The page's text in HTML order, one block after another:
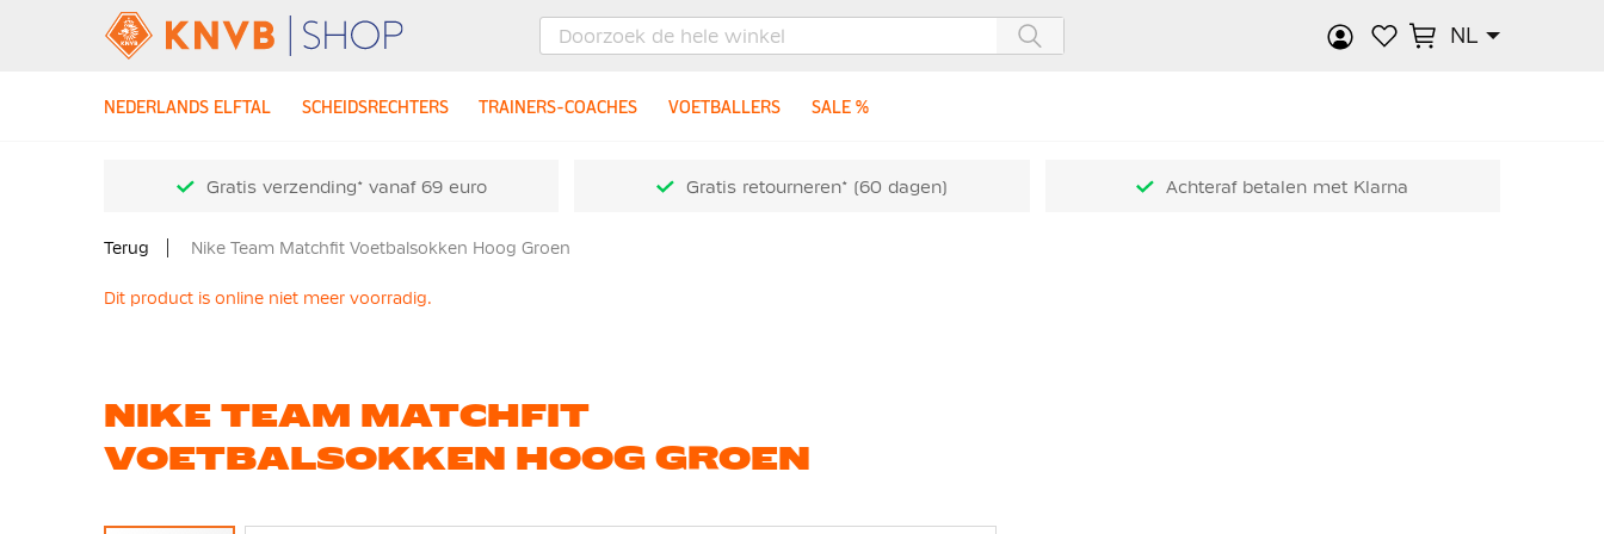
NL
NEDERLANDS ELFTAL SCHEIDSRECHTERS TRAINERS-COACHES VOETBALLERS SALE %
Gratis verzending* vanaf 69 euro Gratis retourneren* (60 dagen) Achteraf betalen met Klarna
Terug Nike Team Matchfit Voetbalsokken Hoog Groen
Dit product is online niet meer voorradig.
NIKE TEAM MATCHFIT
VOETBALSOKKEN HOOG GROEN